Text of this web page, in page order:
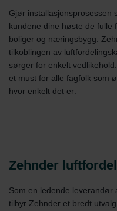
Gjør installasjonsprosessen
kundene dine høste de fulle
boliger og næringsbygg.
tilkoblingen av
sørger for enkelt
et must for alle fagfolk som
hvor enkelt det er:
Zehnder
Som en ledende leverandør
tilbyr Zehnder et bredt